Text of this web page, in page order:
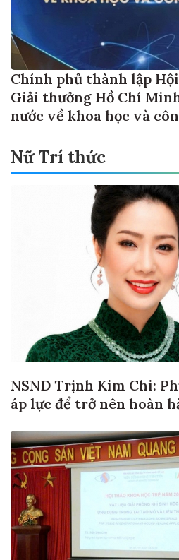
Chính phủ thành lập
Giải thưởng Hồ Chí
nước về khoa học và
Nữ Trí thức
NSND Trịnh Kim Chi:
áp lực để trở nên hoàn